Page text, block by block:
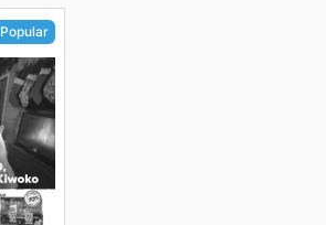
Popular